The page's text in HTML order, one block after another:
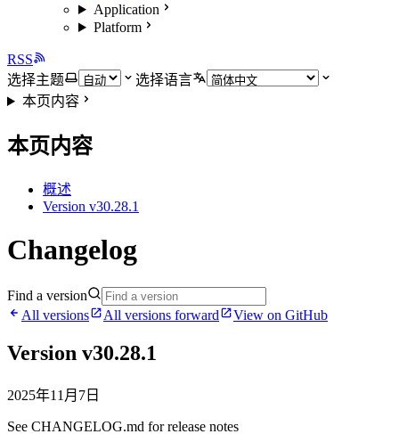
Application
Platform
RSS
选择主题
选择语言
本页内容
本页内容
概述
Version v30.28.1
Changelog
Find a version
All versions
All versions forward View on GitHub
Version v30.28.1
2025年11月7日
See CHANGELOG.md for release notes